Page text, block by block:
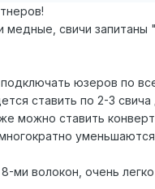
свичи
юзеров по
ставить по 2-3
можно ставить
волокон, очень